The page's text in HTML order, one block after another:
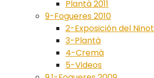
Plantà 2011
9-Fogueres 2010
2-Exposición del Ninot
3-Plantà
4-Cremà
5-Videos